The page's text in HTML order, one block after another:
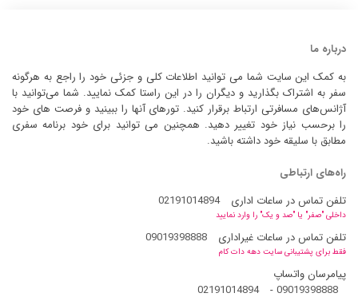
درباره ما
به کمک این سایت شما می توانید اطلاعات کلی و جزئی خود را راجع به هرگونه
سفر به اشتراک بگذارید و دیگران را در این راستا کمک نمایید. شما می‌توانید با
آژانس‌های مسافرتی ارتباط برقرار کنید. تورهای آنها را ببینید و فرصت های خود
را برحسب نیاز خود تغییر دهید. همچنین می توانید برای خود برنامه سفری
مطابق با سلیقه خود داشته باشید.
راه‌های ارتباطی
تلفن تماس در ساعات اداری
02191014894
داخلی "صفر" یا "صد و یک" را وارد نمایید
تلفن تماس در ساعات غیراداری 09019398888
فقط برای پشتیبانی سایت دهه دات کام
پیامرسان واتساپ
09019398888
-
02191014894